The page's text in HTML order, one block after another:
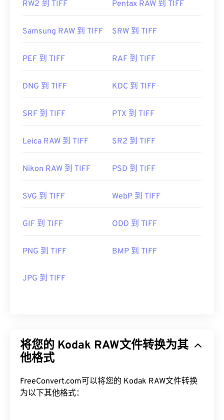
RW2 到 TIFF Pentax RAW 到 TIFF
Samsung RAW 到 TIFF SRW 到 TIFF
PEF 到 TIFF RAF 到 TIFF
DNG 到 TIFF KDC 到 TIFF
SRF 到 TIFF PTX 到 TIFF
Leica RAW 到 TIFF SR2 到 TIFF
Nikon RAW 到 TIFF PSD 到 TIFF
SVG 到 TIFF WebP 到 TIFF
GIF 到 TIFF ODD 到 TIFF
PNG 到 TIFF BMP 到 TIFF
JPG 到 TIFF
将您的 Kodak RAW文件转换为其
他格式
FreeConvert.com可以将您的 Kodak RAW文件转换
为以下其他格式：